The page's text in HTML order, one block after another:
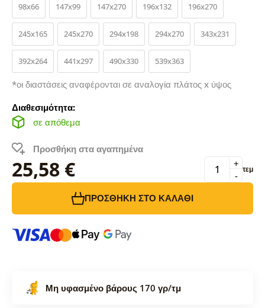
98x66 147x99 147x270 196x132 196x270
245x165 245x270 294x198 294x270 343x231
392x264 441x297 490x330 539x363
*οι διαστάσεις αναφέρονται σε αναλογία πλάτος x ύψος
Διαθεσιμότητα:
σε απόθεμα
Προσθήκη στα αγαπημένα
25,58 € -
+ τεμ
ΠΡΟΣΘΉΚΗ ΣΤΟ ΚΑΛΆΘΙ
Μη υφασμένο βάρους 170 γρ/τμ